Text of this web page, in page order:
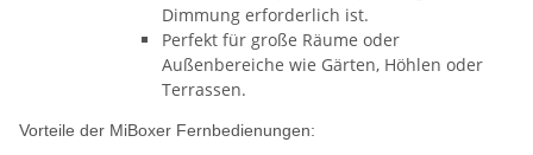
Dimmung erforderlich ist.
Perfekt für große Räume oder
Außenbereiche wie Gärten, Höhlen oder
Terrassen.
Vorteile der MiBoxer Fernbedienungen: